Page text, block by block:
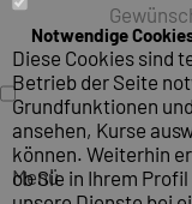
Menü
Notwendige
Diese Cookies sind
Betrieb der Seite
Grundfunktionen
ansehen, Kurse
können. Weiterhin
ob Sie in Ihrem